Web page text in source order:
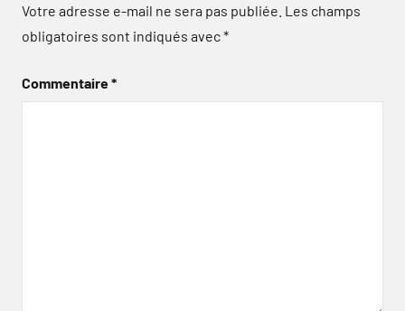
Votre adresse e-mail ne sera pas publiée. Les champs
obligatoires sont indiqués avec*
Commentaire*